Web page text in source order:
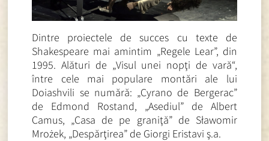
Dintre proiectele de succes cu texte de
Shakespeare mai amintim „Regele Lear”, din
1995. Alături de „Visul unei nopţi de vară“,
între cele mai populare montări ale lui
Doiashvili se numără: „Cyrano de Bergerac”
de Edmond Rostand, „Asediul” de Albert
Camus, „Casa de pe graniţă” de Sławomir
Mrożek, „Despărţirea” de Giorgi Eristavi ş.a.